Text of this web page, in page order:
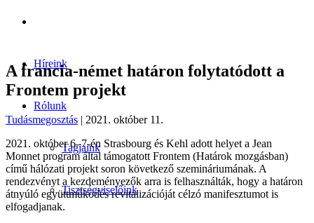
Híreink
Rólunk
Tagjaink
Tisztségviselőink
A francia-német határon folytatódott a
Frontem projekt
Tudásmegosztás | 2021. október 11.
2021. október 6–7-én Strasbourg és Kehl adott helyet a Jean
Monnet program által támogatott Frontem (Határok mozgásban)
című hálózati projekt soron következő szemináriumának. A
rendezvényt a kezdeményezők arra is felhasználták, hogy a határon
átnyúló együttműködés revitalizációját célzó manifesztumot is
elfogadjanak.